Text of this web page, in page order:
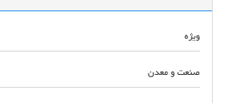
ویژه
صنعت و معدن